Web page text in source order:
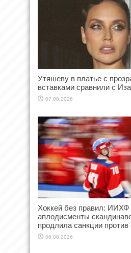
Утяшеву в платье с
вставками сравнили с
07.08.2026
Хоккей без правил: ИИХФ
аплодисменты
продлила санкции
06.08.2026